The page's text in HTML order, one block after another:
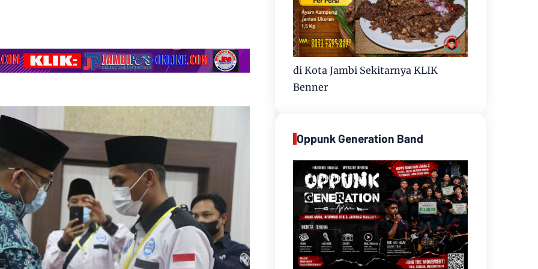
di Kota Jambi Sekitarnya KLIK
Benner
Oppunk Generation Band